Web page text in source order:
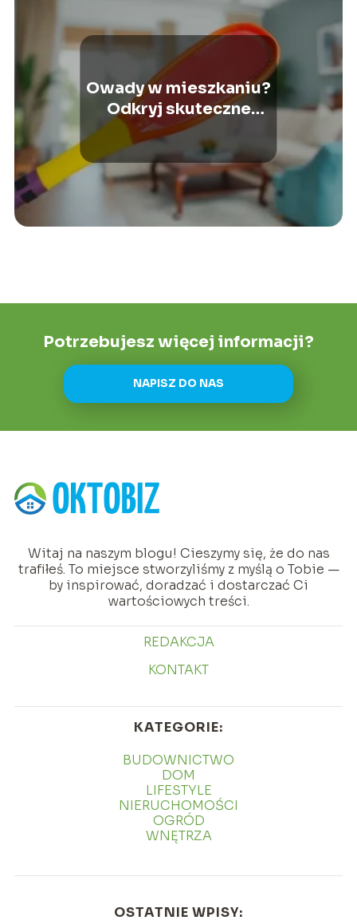
Owady w mieszkaniu?
Odkryj skuteczne
sposoby na ich
wyeliminowanie
Potrzebujesz więcej informacji?
NAPISZ DO NAS
Witaj na naszym blogu! Cieszymy się, że do nas
trafiłeś. To miejsce stworzyliśmy z myślą o Tobie —
by inspirować, doradzać i dostarczać Ci
wartościowych treści.
REDAKCJA
KONTAKT
KATEGORIE:
BUDOWNICTWO
DOM
LIFESTYLE
NIERUCHOMOŚCI
OGRÓD
WNĘTRZA
OSTATNIE WPISY: